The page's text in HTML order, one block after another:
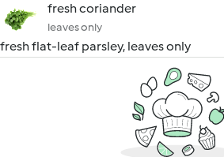
fresh coriander
leaves only
fresh flat-leaf parsley, leaves only